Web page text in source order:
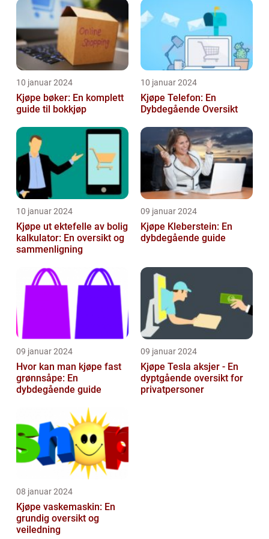
10 januar 2024
Kjøpe bøker: En komplett
guide til bokkjøp
10 januar 2024
Kjøpe Telefon: En
Dybdegående Oversikt
10 januar 2024
Kjøpe ut ektefelle av bolig
kalkulator: En oversikt og
sammenligning
09 januar 2024
Kjøpe Kleberstein: En
dybdegående guide
09 januar 2024
Hvor kan man kjøpe fast
grønnsåpe: En
dybdegående guide
09 januar 2024
Kjøpe Tesla aksjer - En
dyptgående oversikt for
privatpersoner
08 januar 2024
Kjøpe vaskemaskin: En
grundig oversikt og
veiledning